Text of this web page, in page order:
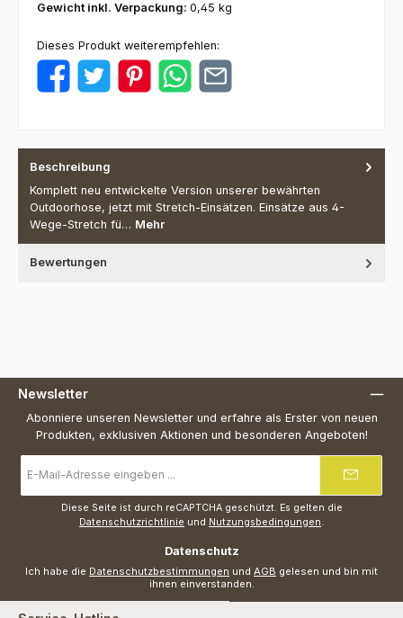
Gewicht inkl. Verpackung: 0,45 kg
Dieses Produkt weiterempfehlen:
Beschreibung
Komplett neu entwickelte Version unserer bewährten
Outdoorhose, jetzt mit Stretch-Einsätzen. Einsätze aus 4-
Wege-Stretch fü… Mehr
Bewertungen
Newsletter
Abonniere unseren Newsletter und erfahre als Erster von neuen
Produkten, exklusiven Aktionen und besonderen Angeboten!
Mail-
Adresse
Diese Seite ist durch reCAPTCHA geschützt. Es gelten die
Datenschutzrichtlinie und Nutzungsbedingungen.
Datenschutz
Ich habe die Datenschutzbestimmungen und AGB gelesen und bin mit
ihnen einverstanden.